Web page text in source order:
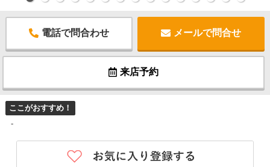
電話で問合わせ メールで問合せ
来店予約
ここがおすすめ！
-